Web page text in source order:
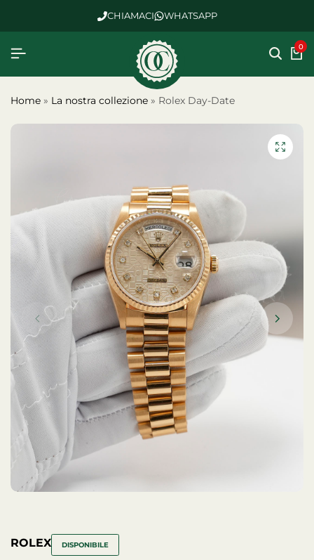
CHIAMACI WHATSAPP
0
Home » La nostra collezione » Rolex Day-Date
ROLEX DISPONIBILE